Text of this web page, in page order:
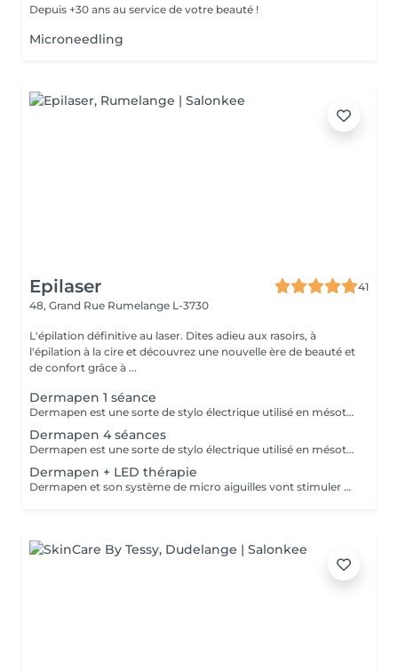
Depuis +30 ans au service de votre beauté !
Microneedling
Epilaser
41
48, Grand Rue Rumelange L-3730
L'épilation définitive au laser. Dites adieu aux rasoirs, à
l'épilation à la cire et découvrez une nouvelle ère de beauté et
de confort grâce à ...
Dermapen 1 séance
Dermapen est une sorte de stylo électrique utilisé en mésothérapie fractionnée à micro-aiguilles qui vont stimuler collagène et élastine. L'appareil effectue environ 1300 injections par seconde et son caractère pulsatoire facilite l'introduction de substances actives dans l'épiderme et le derme. Ce traitement peut être effectué sur l'ensemble du corps.
Dermapen 4 séances
Dermapen est une sorte de stylo électrique utilisé en mésothérapie fractionnée à micro-aiguilles qui vont stimuler collagène et élastine. L'appareil effectue environ 1300 injections par seconde et son caractère pulsatoire facilite l'introduction de substances actives dans l'épiderme et le derme. Ce traitement peut être effectué sur l'ensemble du corps. Ce forfait de 4 séances permet de faire 1 séance par mois pendant 4 mois.
Dermapen + LED thérapie
Dermapen et son système de micro aiguilles vont stimuler collagène et élastine et facilite l'introduction de substances actives dans l'épiderme et le derme. Ce traitement peut être effectué sur l'ensemble du corps. Couplé avec la thérapie par LED les résultats seront largements boostés.